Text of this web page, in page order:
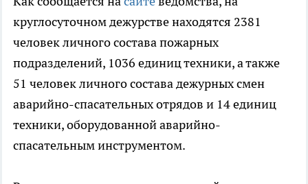
круглосуточном дежурстве находятся 2381
человек личного состава пожарных
подразделений, 1036 единиц техники, а также
51 человек личного состава дежурных смен
аварийно-спасательных отрядов и 14 единиц
техники, оборудованной аварийно-
спасательным инструментом.